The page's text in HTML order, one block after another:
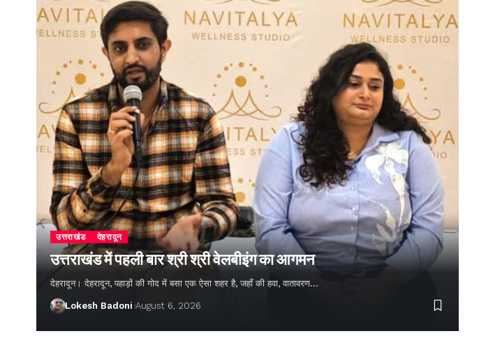
उत्तराखंड देहरादून
उत्तराखंड में पहली बार श्री श्री वेलबीइंग का आगमन
देहरादून। देहरादून, पहाड़ों की गोद में बसा एक ऐसा शहर है, जहाँ की हवा, वातावरण…
Lokesh Badoni August 6, 2026